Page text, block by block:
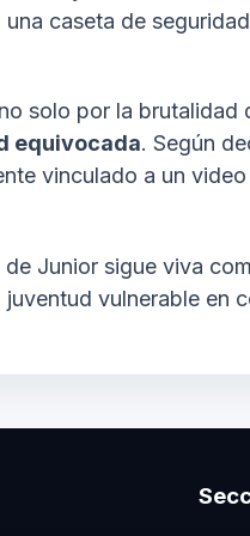
caseta de
solo por la brutalidad
equivocada. Según
vinculado a un
Junior sigue viva
vulnerable en